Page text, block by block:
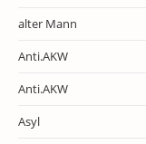
alter Mann
Anti.AKW
Anti.AKW
Asyl